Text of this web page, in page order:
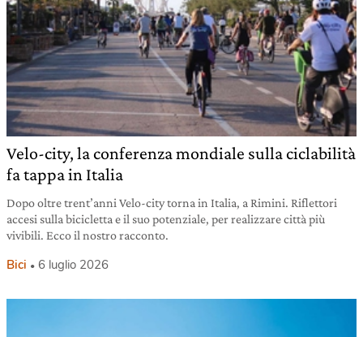
Velo-city, la conferenza mondiale sulla ciclabilità
fa tappa in Italia
Dopo oltre trent’anni Velo-city torna in Italia, a Rimini. Riflettori
accesi sulla bicicletta e il suo potenziale, per realizzare città più
vivibili. Ecco il nostro racconto.
Bici 6 luglio 2026